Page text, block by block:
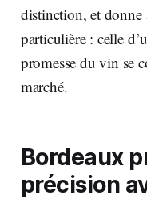
distinction, et donne
particulière : celle
promesse du vin se
marché.
Bordeaux
précision